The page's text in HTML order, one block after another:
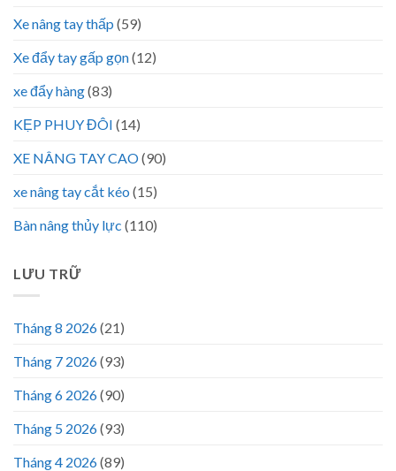
Xe nâng tay thấp (59)
Xe đẩy tay gấp gọn(12)
xe đẩy hàng(83)
KẸP PHUY ĐÔI (14)
XE NÂNG TAY CAO(90)
xe nâng tay cắt kéo (15)
Bàn nâng thủy lực (110)
LƯU TRỮ
Tháng 8 2026(21)
Tháng 7 2026(93)
Tháng 6 2026(90)
Tháng 5 2026(93)
Tháng 4 2026(89)